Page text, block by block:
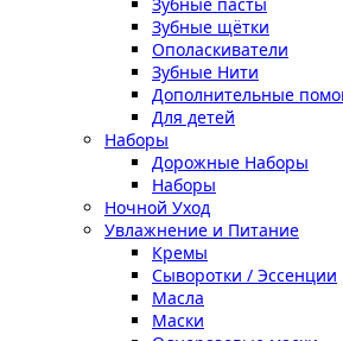
Зубные щётки
Ополаскиватели
Зубные Нити
Дополнительные
Для детей
Наборы
Дорожные Наборы
Наборы
Ночной Уход
Увлажнение и Питание
Кремы
Сыворотки / Эссенции
Масла
Маски